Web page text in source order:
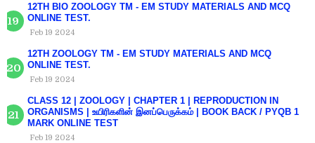
12TH BIO ZOOLOGY TM - EM STUDY MATERIALS AND MCQ
ONLINE TEST.
Feb 19 2024
12TH ZOOLOGY TM - EM STUDY MATERIALS AND MCQ
ONLINE TEST.
Feb 19 2024
CLASS 12 | ZOOLOGY | CHAPTER 1 | REPRODUCTION IN
ORGANISMS | உயிரிகளின் இனப்பெருக்கம் | BOOK BACK / PYQB 1
MARK ONLINE TEST
Feb 19 2024